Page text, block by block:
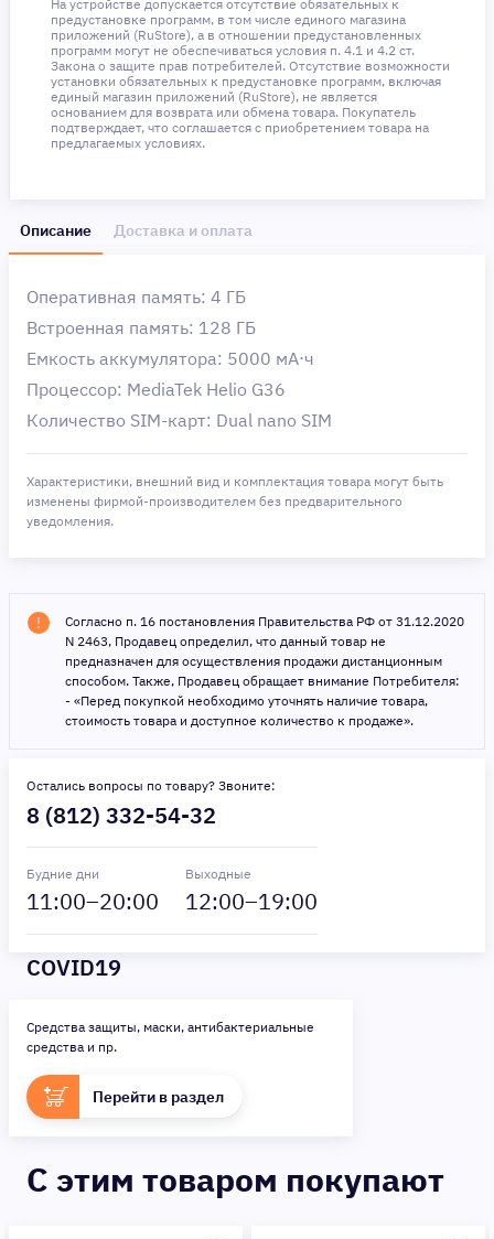
На устройстве допускается отсутствие обязательных к
предустановке программ, в том числе единого магазина
приложений (RuStore), а в отношении предустановленных
программ могут не обеспечиваться условия п. 4.1 и 4.2 ст.
Закона о защите прав потребителей. Отсутствие возможности
установки обязательных к предустановке программ, включая
единый магазин приложений (RuStore), не является
основанием для возврата или обмена товара. Покупатель
подтверждает, что соглашается с приобретением товара на
предлагаемых условиях.
Описание Доставка и оплата
Оперативная память: 4 ГБ
Встроенная память: 128 ГБ
Емкость аккумулятора: 5000 мА⋅ч
Процессор: MediaTek Helio G36
Количество SIM-карт: Dual nano SIM
Характеристики, внешний вид и комплектация товара могут быть
изменены фирмой-производителем без предварительного
уведомления.
Согласно п. 16 постановления Правительства РФ от 31.12.2020
N 2463, Продавец определил, что данный товар не
предназначен для осуществления продажи дистанционным
способом. Также, Продавец обращает внимание Потребителя:
- «Перед покупкой необходимо уточнять наличие товара,
стоимость товара и доступное количество к продаже».
Остались вопросы по товару? Звоните:
8 (812) 332-54-32
Будние дни
11:00–20:00
Выходные
12:00–19:00
COVID19
Средства защиты, маски, антибактериальные
средства и пр.
Перейти в раздел
C этим товаром покупают